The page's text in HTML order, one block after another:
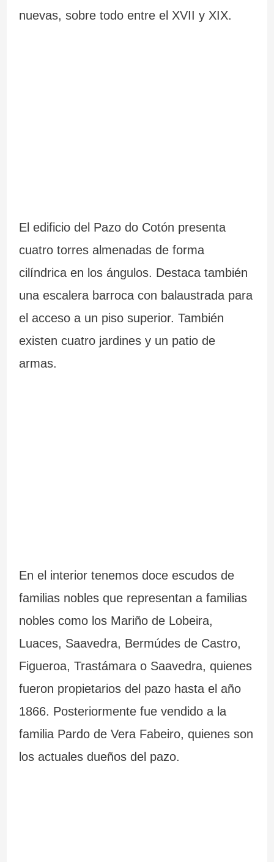
nuevas, sobre todo entre el XVII y XIX.
El edificio del Pazo do Cotón presenta
cuatro torres almenadas de forma
cilíndrica en los ángulos. Destaca también
una escalera barroca con balaustrada para
el acceso a un piso superior. También
existen cuatro jardines y un patio de
armas.
En el interior tenemos doce escudos de
familias nobles que representan a familias
nobles como los Mariño de Lobeira,
Luaces, Saavedra, Bermúdes de Castro,
Figueroa, Trastámara o Saavedra, quienes
fueron propietarios del pazo hasta el año
1866. Posteriormente fue vendido a la
familia Pardo de Vera Fabeiro, quienes son
los actuales dueños del pazo.